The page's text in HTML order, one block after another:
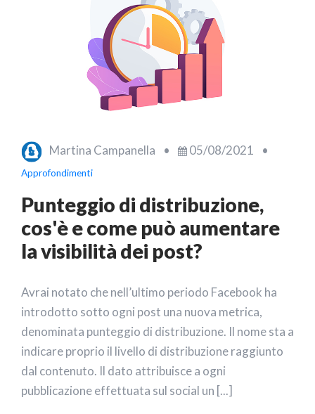
Martina Campanella • 05/08/2021 •
Approfondimenti
Punteggio di distribuzione,
cos'è e come può aumentare
la visibilità dei post?
Avrai notato che nell’ultimo periodo Facebook ha
introdotto sotto ogni post una nuova metrica,
denominata punteggio di distribuzione. Il nome sta a
indicare proprio il livello di distribuzione raggiunto
dal contenuto. Il dato attribuisce a ogni
pubblicazione effettuata sul social un [...]